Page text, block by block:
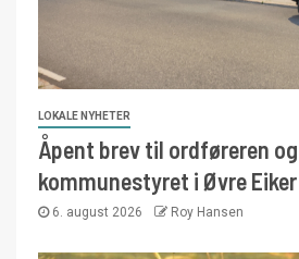
LOKALE NYHETER
Åpent brev til ordføreren og
kommunestyret i Øvre Eiker
6. august 2026 Roy Hansen